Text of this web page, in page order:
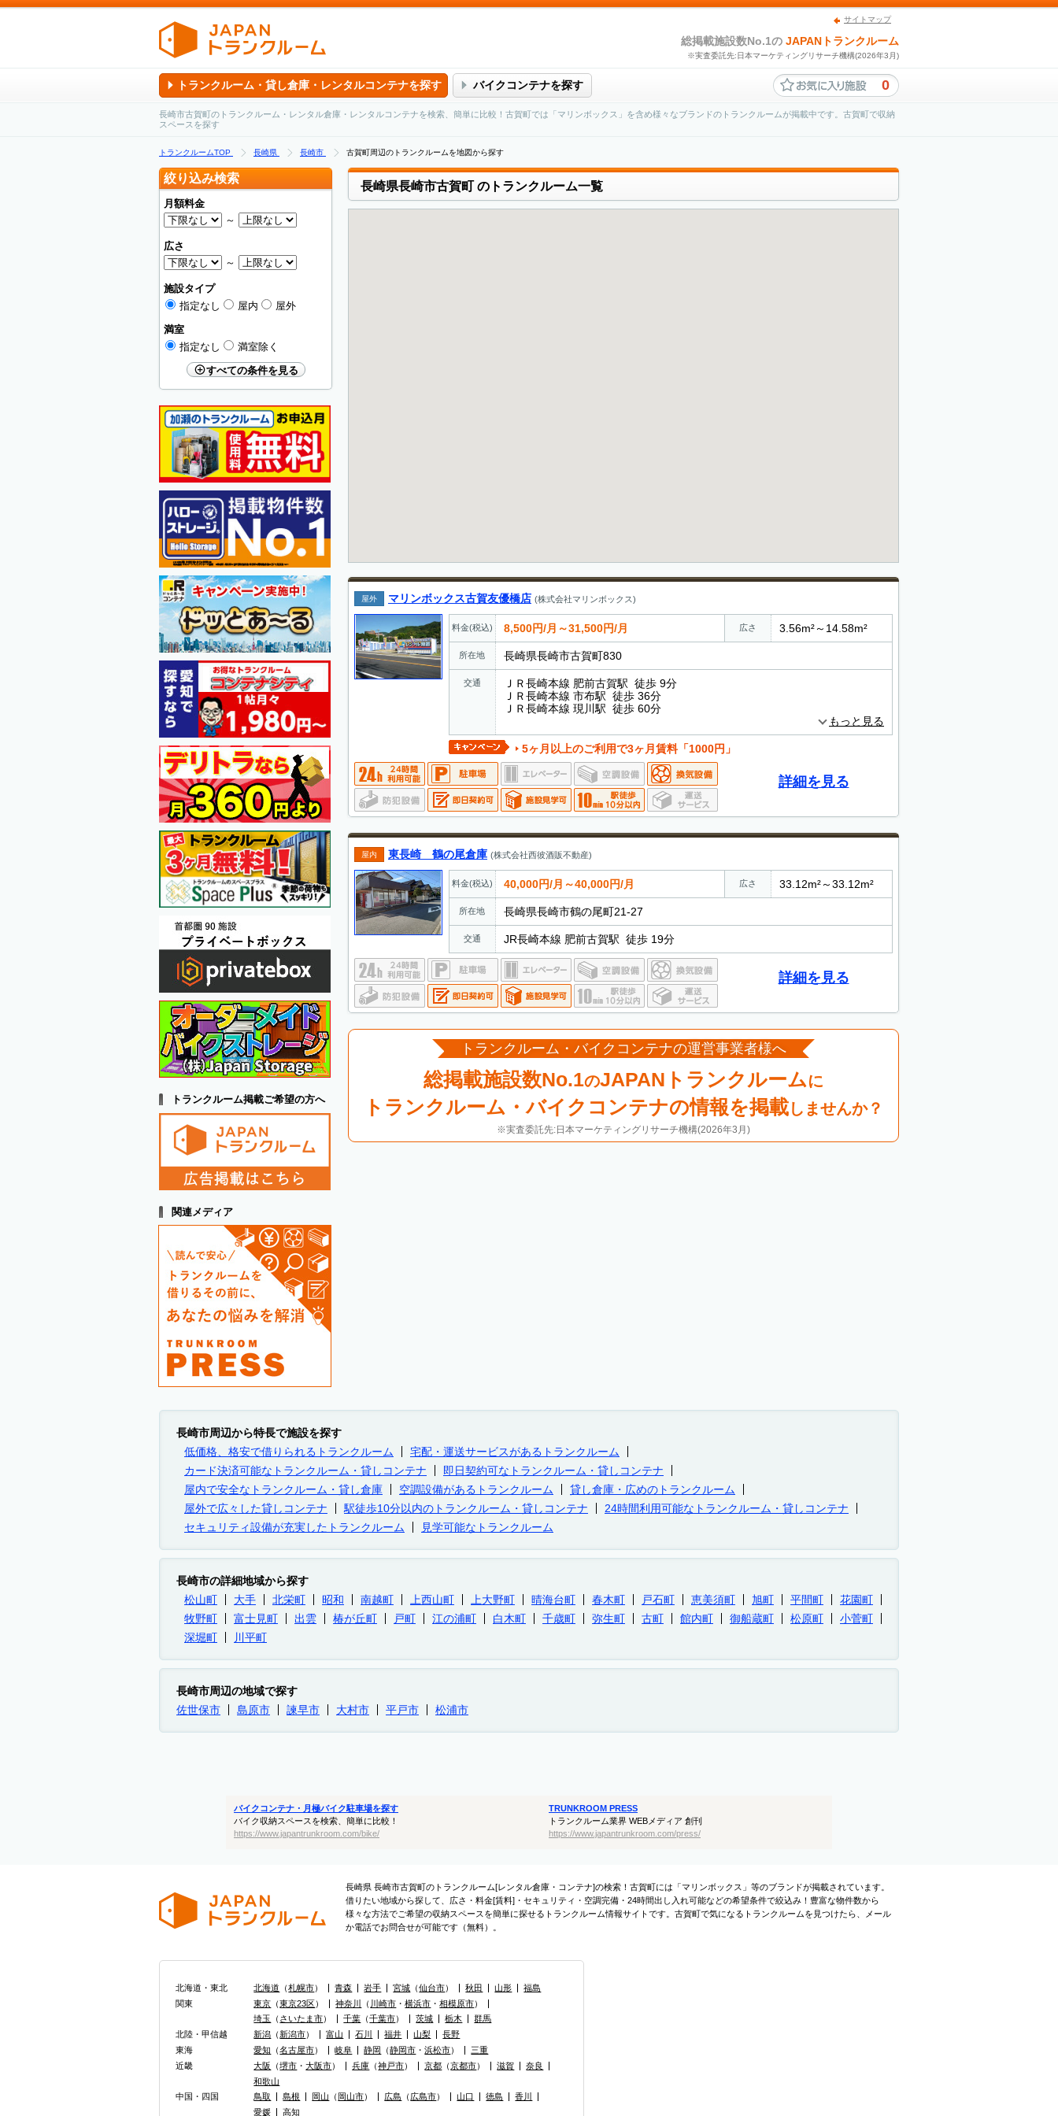
サイトマップ
総掲載施設数No.1の JAPANトランクルーム
※実査委託先:日本マーケティングリサーチ機構(2026年3月)
トランクルーム・貸し倉庫・レンタルコンテナを探す バイクコンテナを探す 0
長崎市古賀町のトランクルーム・レンタル倉庫・レンタルコンテナを検索、簡単に比較！古賀町では「マリンボックス」を含め様々なブランドのトランクルームが掲載中です。古賀町で収納
スペースを探す
トランクルームTOP 長崎県 長崎市 古賀町周辺のトランクルームを地図から探す
長崎県長崎市古賀町のトランクルーム一覧
屋外 マリンボックス古賀友優橋店 (株式会社マリンボックス)
料金(税込) 8,500円/月～31,500円/月 広さ 3.56m²～14.58m²
所在地 長崎県長崎市古賀町830
交通
ＪＲ長崎本線 肥前古賀駅 徒歩 9分
ＪＲ長崎本線 市布駅 徒歩 36分
ＪＲ長崎本線 現川駅 徒歩 60分
もっと見る
5ヶ月以上のご利用で3ヶ月賃料「1000円」
詳細を見る
屋内 東長崎 鶴の尾倉庫 (株式会社西彼酒販不動産)
料金(税込) 40,000円/月～40,000円/月 広さ 33.12m²～33.12m²
所在地 長崎県長崎市鶴の尾町21-27
交通 JR長崎本線 肥前古賀駅 徒歩 19分
詳細を見る
トランクルーム・バイクコンテナの運営事業者様へ
総掲載施設数No.1のJAPANトランクルームに
トランクルーム・バイクコンテナの情報を掲載しませんか？
※実査委託先:日本マーケティングリサーチ機構(2026年3月)
絞り込み検索
月額料金
～
広さ
～
施設タイプ
指定なし
屋内
屋外
満室
指定なし
満室除く
すべての条件を見る
トランクルーム掲載ご希望の方へ
関連メディア
長崎市周辺から特長で施設を探す
低価格、格安で借りられるトランクルーム
宅配・運送サービスがあるトランクルーム
カード決済可能なトランクルーム・貸しコンテナ
即日契約可なトランクルーム・貸しコンテナ
屋内で安全なトランクルーム・貸し倉庫
空調設備があるトランクルーム
貸し倉庫・広めのトランクルーム
屋外で広々した貸しコンテナ
駅徒歩10分以内のトランクルーム・貸しコンテナ
24時間利用可能なトランクルーム・貸しコンテナ
セキュリティ設備が充実したトランクルーム
見学可能なトランクルーム
長崎市の詳細地域から探す
松山町
大手 北栄町 昭和 南越町 上西山町 上大野町 晴海台町 春木町 戸石町 恵美須町 旭町 平間町
花園町
牧野町
富士見町 出雲 椿が丘町 戸町 江の浦町 白木町 千歳町 弥生町 古町 館内町 御船蔵町 松原町
小菅町
深堀町
川平町
長崎市周辺の地域で探す
佐世保市
島原市 諫早市 大村市 平戸市 松浦市
バイクコンテナ・月極バイク駐車場を探す
バイク収納スペースを検索、簡単に比較！
https://www.japantrunkroom.com/bike/
TRUNKROOM PRESS
トランクルーム業界 WEBメディア 創刊
https://www.japantrunkroom.com/press/
長崎県 長崎市古賀町のトランクルーム[レンタル倉庫・コンテナ]の検索！古賀町には「マリンボックス」等のブランドが掲載されています。
借りたい地域から探して、広さ・料金[賃料]・セキュリティ・空調完備・24時間出し入れ可能などの希望条件で絞込み！豊富な物件数から
様々な方法でご希望の収納スペースを簡単に探せるトランクルーム情報サイトです。古賀町で気になるトランクルームを見つけたら、メール
か電話でお問合せが可能です（無料）。
北海道・東北 北海道 （札幌市） 青森 岩手 宮城 （仙台市） 秋田 山形
福島
関東
東京 （東京23区） 神奈川 （ 川崎市 ・横浜市 ・相模原市）
埼玉
（さいたま市） 千葉 （千葉市） 茨城 栃木
群馬
北陸・甲信越
新潟 （新潟市） 富山 石川 福井 山梨
長野
東海
愛知 （名古屋市） 岐阜 静岡 （静岡市 ・浜松市）
三重
近畿
大阪 （堺市 ・大阪市） 兵庫 （神戸市） 京都 （京都市） 滋賀
奈良
和歌山
中国・四国
鳥取 島根 岡山 （ 岡山市） 広島 （広島市） 山口 徳島
香川
愛媛
高知